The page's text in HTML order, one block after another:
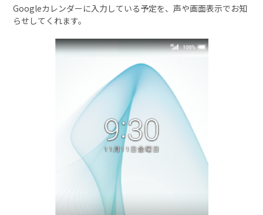
Googleカレンダーに入力している予定を、声や画面表示でお知
らせしてくれます。